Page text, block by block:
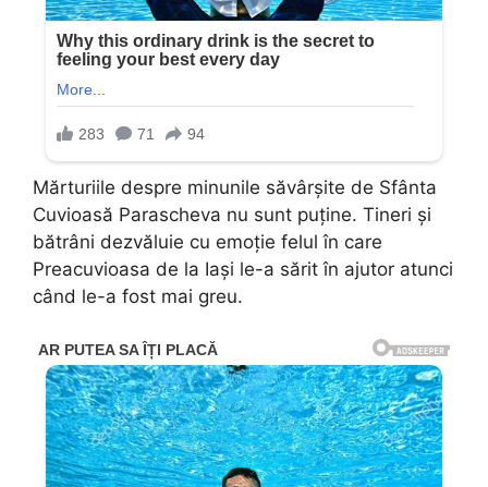
Mărturiile despre minunile săvârşite de Sfânta
Cuvioasă Parascheva nu sunt puţine. Tineri şi
bătrâni dezvăluie cu emoţie felul în care
Preacuvioasa de la Iaşi le-a sărit în ajutor atunci
când le-a fost mai greu.